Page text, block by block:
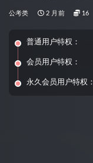
公考类 2 月前 16
普通用户特权：
会员用户特权：
永久会员用户特权：